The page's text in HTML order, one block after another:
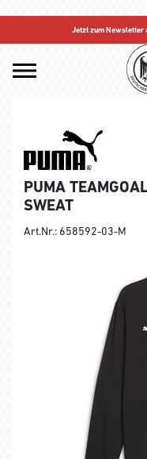
Jetzt zum Newsletter
PUMA
SWEAT
Art.Nr.: 658592-03-M